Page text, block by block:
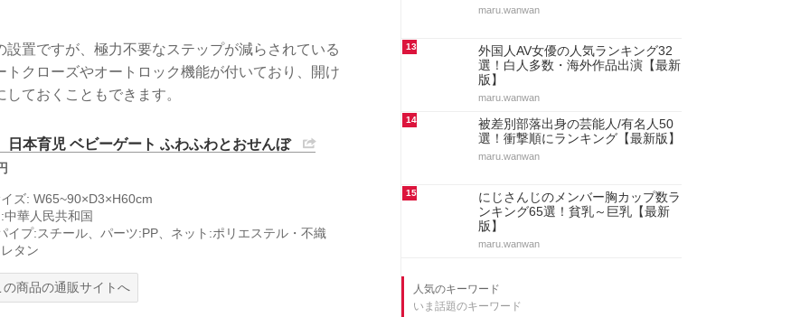
置ですが、極力不要なステップが減らされている
クローズやオートロック機能が付いており、開け
ておくこともできます。
本育児 ベビーゲート ふわふわとおせんぼ
ズ: W65~90×D3×H60cm
中華人民共和国
イプ:スチール、パーツ:PP、ネット:ポリエステル・不織
タン
の商品の通販サイトへ
maru.wanwan
13
外国人AV女優の人気ランキング32
選！白人多数・海外作品出演【最新
版】
maru.wanwan
14
被差別部落出身の芸能人/有名人50
選！衝撃順にランキング【最新版】
maru.wanwan
15
にじさんじのメンバー胸カップ数ラ
ンキング65選！貧乳～巨乳【最新
版】
maru.wanwan
人気のキーワード
いま話題のキーワード